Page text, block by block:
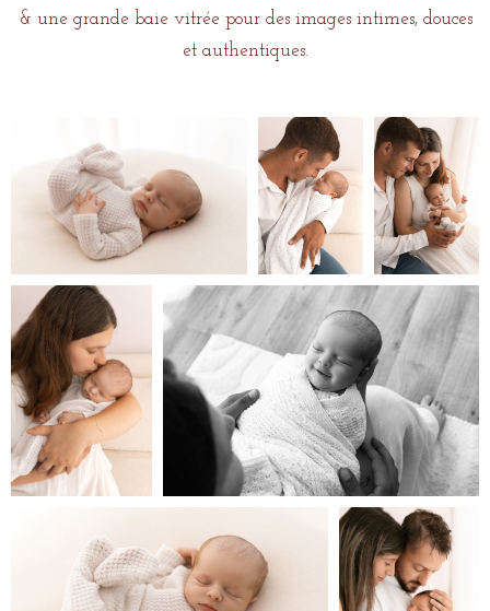
& une grande baie vitrée pour des images intimes, douces
et authentiques.